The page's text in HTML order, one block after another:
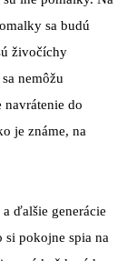
sa budú
živočíchy
nemôžu
do
je známe, na
ďalšie generácie
si pokojne spia na